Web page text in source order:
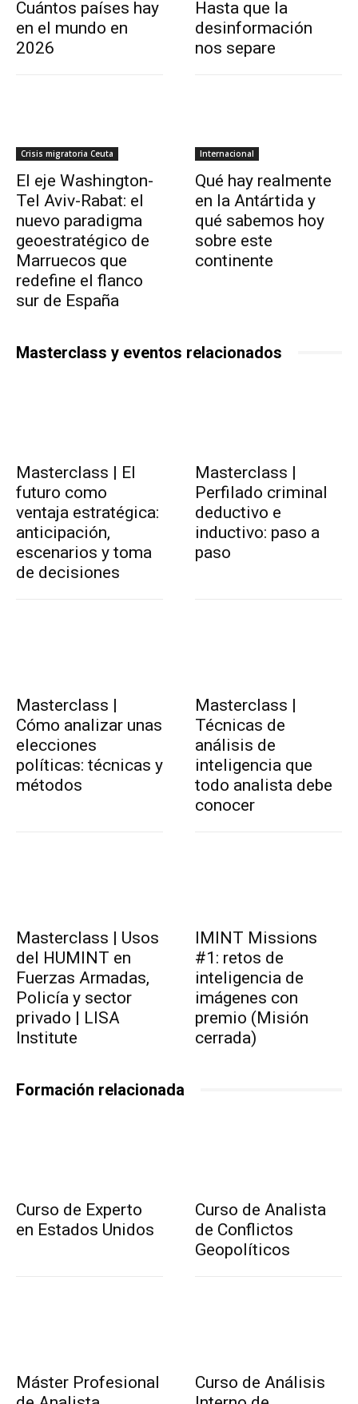
Cuántos países hay
en el mundo en
2026
Hasta que la
desinformación
nos separe
Crisis migratoria Ceuta
El eje Washington-
Tel Aviv-Rabat: el
nuevo paradigma
geoestratégico de
Marruecos que
redefine el flanco
sur de España
Internacional
Qué hay realmente
en la Antártida y
qué sabemos hoy
sobre este
continente
Masterclass y eventos relacionados
Masterclass | El
futuro como
ventaja estratégica:
anticipación,
escenarios y toma
de decisiones
Masterclass |
Perfilado criminal
deductivo e
inductivo: paso a
paso
Masterclass |
Cómo analizar unas
elecciones
políticas: técnicas y
métodos
Masterclass |
Técnicas de
análisis de
inteligencia que
todo analista debe
conocer
Masterclass | Usos
del HUMINT en
Fuerzas Armadas,
Policía y sector
privado | LISA
Institute
IMINT Missions
#1: retos de
inteligencia de
imágenes con
premio (Misión
cerrada)
Formación relacionada
Curso de Experto
en Estados Unidos
Curso de Analista
de Conflictos
Geopolíticos
Máster Profesional
Curso de Análisis